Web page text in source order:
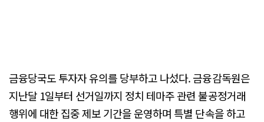
금융당국도 투자자 유의를 당부하고 나섰다. 금융감독원은
지난달 1일부터 선거일까지 정치 테마주 관련 불공정거래
행위에 대한 집중 제보 기간을 운영하며 특별 단속을 하고